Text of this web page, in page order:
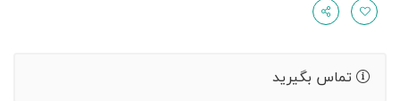
تماس بگیرید